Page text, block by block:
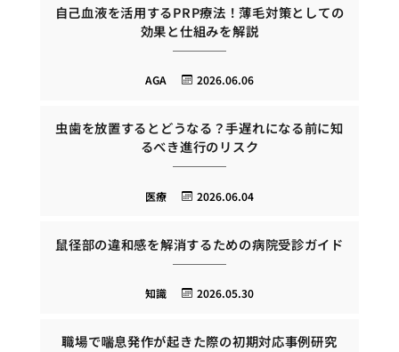
自己血液を活用するPRP療法！薄毛対策としての
効果と仕組みを解説
2026.06.06
AGA
虫歯を放置するとどうなる？手遅れになる前に知
るべき進行のリスク
2026.06.04
医療
鼠径部の違和感を解消するための病院受診ガイド
2026.05.30
知識
職場で喘息発作が起きた際の初期対応事例研究